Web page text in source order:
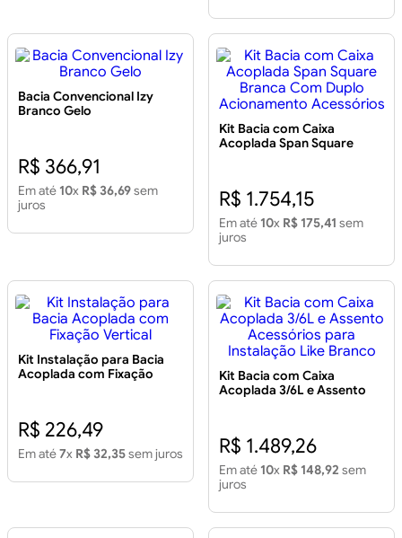
Bacia Convencional Izy
Branco Gelo
R$ 366,91
Em até 10x R$ 36,69sem
juros
Kit Bacia com Caixa
Acoplada Span Square
R$ 1.754,15
Em até 10x R$ 175,41 sem
juros
Kit Instalação para Bacia
Acoplada com Fixação
R$ 226,49
Em até7x R$ 32,35sem juros
Kit Bacia com Caixa
Acoplada 3/6L e Assento
R$ 1.489,26
Em até 10x R$ 148,92 sem
juros